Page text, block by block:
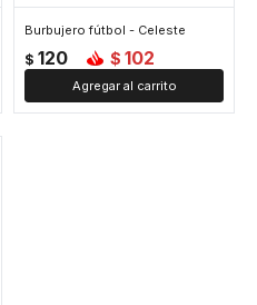
Burbujero fútbol - Celeste
$ 120 $ 102